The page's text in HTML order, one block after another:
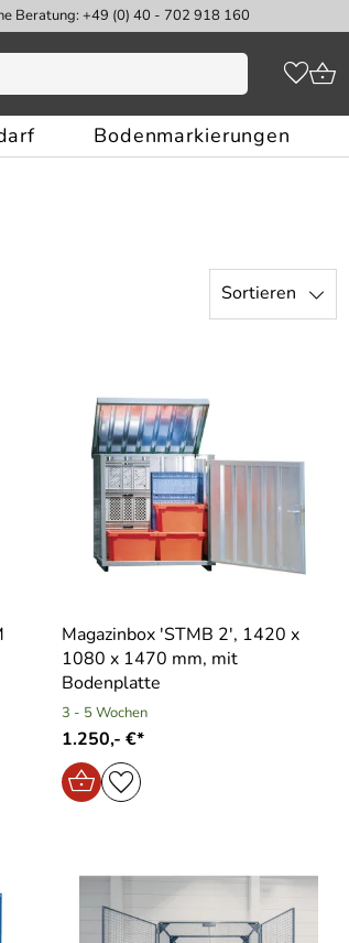
Beratung: +49 (0) 40 - 702 918 160
Bodenmarkierungen
Sortieren
Magazinbox ′STMB 2′, 1420 x
1080 x 1470 mm, mit
Bodenplatte
3 - 5 Wochen
1.250,- €*